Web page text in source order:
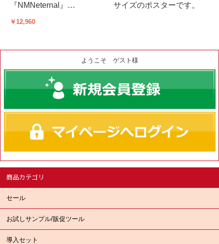
ようこそ ゲスト様
商品カテゴリ
セール
お試しサンプル/販促ツール
導入セット
『NMNeternal』
身体の中から若々しく、エ
￥12,960
サイズのポスターです。